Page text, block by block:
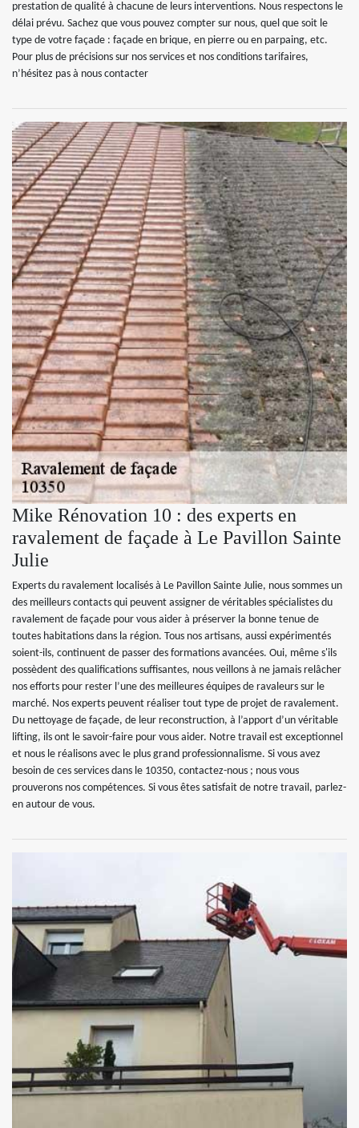
prestation de qualité à chacune de leurs interventions. Nous respectons le
délai prévu. Sachez que vous pouvez compter sur nous, quel que soit le
type de votre façade : façade en brique, en pierre ou en parpaing, etc.
Pour plus de précisions sur nos services et nos conditions tarifaires,
n’hésitez pas à nous contacter
Mike Rénovation 10 : des experts en
ravalement de façade à Le Pavillon Sainte
Julie
Experts du ravalement localisés à Le Pavillon Sainte Julie, nous sommes un
des meilleurs contacts qui peuvent assigner de véritables spécialistes du
ravalement de façade pour vous aider à préserver la bonne tenue de
toutes habitations dans la région. Tous nos artisans, aussi expérimentés
soient-ils, continuent de passer des formations avancées. Oui, même s'ils
possèdent des qualifications suffisantes, nous veillons à ne jamais relâcher
nos efforts pour rester l’une des meilleures équipes de ravaleurs sur le
marché. Nos experts peuvent réaliser tout type de projet de ravalement.
Du nettoyage de façade, de leur reconstruction, à l’apport d’un véritable
lifting, ils ont le savoir-faire pour vous aider. Notre travail est exceptionnel
et nous le réalisons avec le plus grand professionnalisme. Si vous avez
besoin de ces services dans le 10350, contactez-nous ; nous vous
prouverons nos compétences. Si vous êtes satisfait de notre travail, parlez-
en autour de vous.